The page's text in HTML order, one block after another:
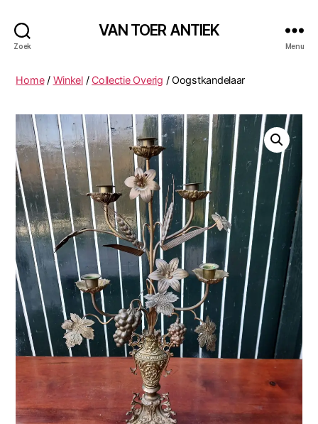
Zoek
VAN TOER ANTIEK
Menu
Home/ Winkel/ Collectie Overig / Oogstkandelaar